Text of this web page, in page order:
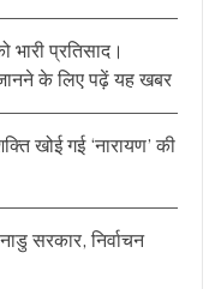
भारी प्रतिसाद।
के लिए पढ़ें यह खबर
खोई गई ‘नारायण’ की
सरकार, निर्वाचन